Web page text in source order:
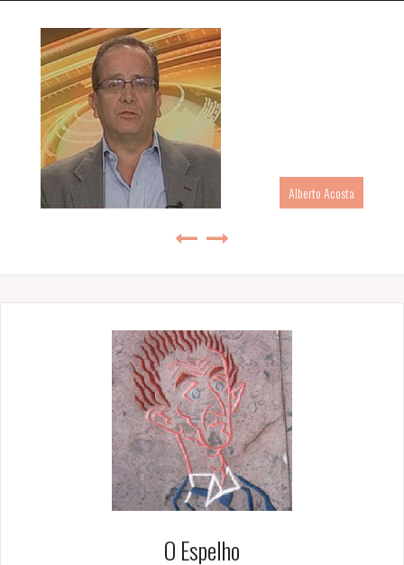
Alberto Acosta
O Espelho